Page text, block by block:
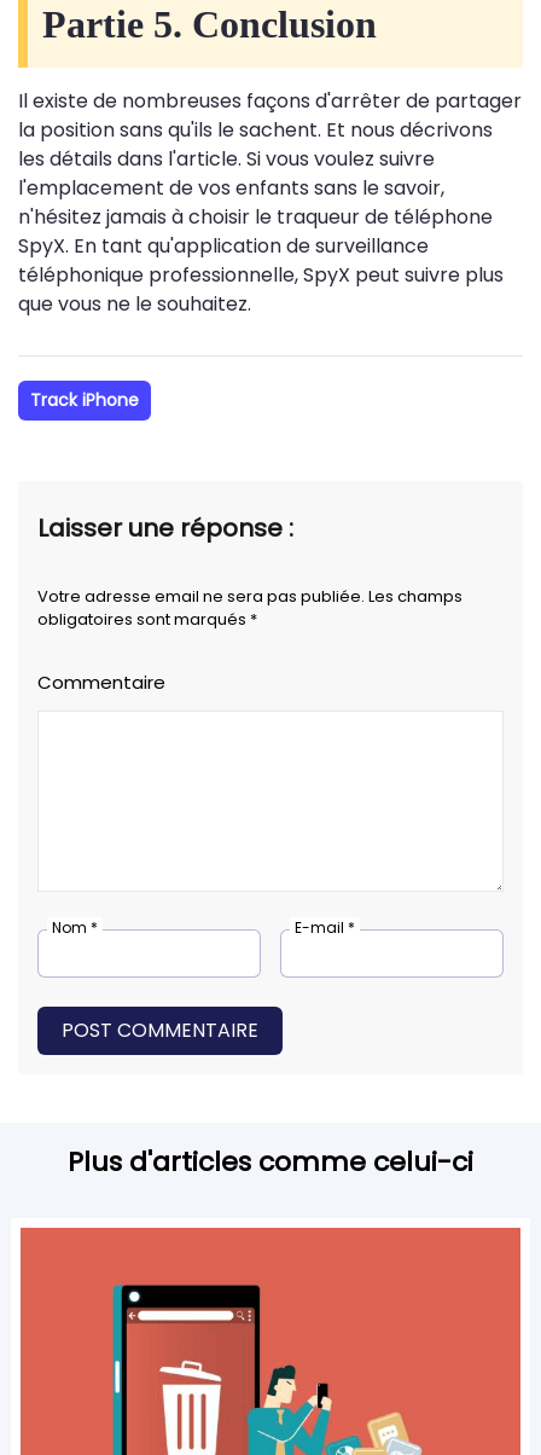
Partie 5. Conclusion
Il existe de nombreuses façons d'arrêter de partager
la position sans qu'ils le sachent. Et nous décrivons
les détails dans l'article. Si vous voulez suivre
l'emplacement de vos enfants sans le savoir,
n'hésitez jamais à choisir le traqueur de téléphone
SpyX. En tant qu'application de surveillance
téléphonique professionnelle, SpyX peut suivre plus
que vous ne le souhaitez.
Track iPhone
Laisser une réponse :
Votre adresse email ne sera pas publiée. Les champs
obligatoires sont marqués *
Commentaire
Nom * E-mail *
POST COMMENTAIRE
Plus d'articles comme celui-ci